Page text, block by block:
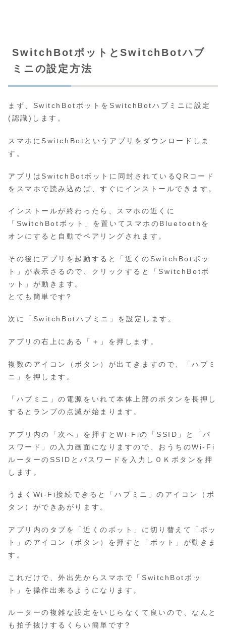
SwitchBotボットとSwitchBotハブ
ミニの設定方法
まず、SwitchBotボットをSwitchBotハブミニに設定
(認識)します。
スマホにSwitchBotというアプリをダウンロードしま
す。
アプリはSwitchBotボットに同封されているQRコード
をスマホで読み込めば、すぐにインストールできます。
インストールが終わったら、スマホの近くに
「SwitchBotボット」を置いてスマホのBluetoothを
オンにすると自動でペアリングされます。
その後にアプリを起動すると「近くのSwitchBotボッ
ト」が表示さるので、クリックすると「SwitchBotボ
ット」が動きます。
とても簡単です?
次に「SwitchBotハブミニ」を設定します。
アプリの右上にある「＋」を押します。
複数のアイコン（ボタン）が出てきますので、「ハブミ
ニ」を押します。
「ハブミニ」の電源をいれて本体上部のボタンを長押し
するとランプの点滅が始まります。
アプリ内の「次へ」を押すとWi-Fiの「SSID」と「パ
スワード」の入力画面になりますので、おうちのWi-Fi
ルーターのSSIDとパスワードを入力しＯＫボタンを押
します。
うまくWi-Fi接続できると「ハブミニ」のアイコン（ボ
タン）ができあがります。
アプリ内のタブを「近くのボット」に切り替えて「ボッ
ト」のアイコン（ボタン）を押すと「ボット」が動きま
す。
これだけで、外出先からスマホで「SwitchBotボッ
ト」を操作出来るようになります。
ルーターの複雑な設定をいじらなくて良いので、なんと
も拍子抜けするくらい簡単です?